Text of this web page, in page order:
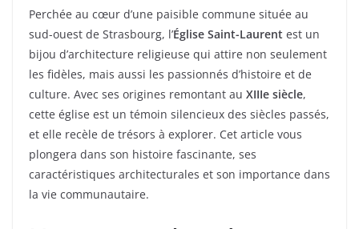
Perchée au cœur d’une paisible commune située au
sud-ouest de Strasbourg, l’Église Saint-Laurent est un
bijou d’architecture religieuse qui attire non seulement
les fidèles, mais aussi les passionnés d’histoire et de
culture. Avec ses origines remontant au XIIIe siècle,
cette église est un témoin silencieux des siècles passés,
et elle recèle de trésors à explorer. Cet article vous
plongera dans son histoire fascinante, ses
caractéristiques architecturales et son importance dans
la vie communautaire.